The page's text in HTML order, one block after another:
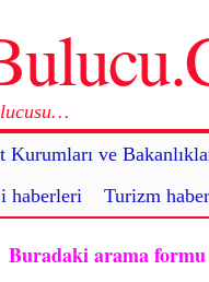
Kurumları ve
haberleri
Turizm
Buradaki arama